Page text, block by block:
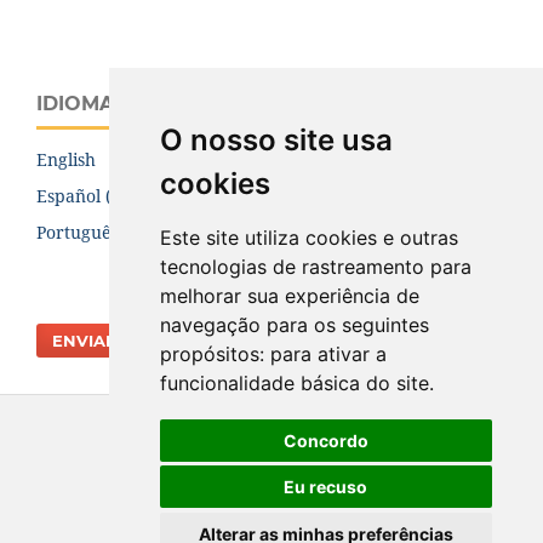
O nosso site usa
cookies
Este site utiliza cookies e outras
tecnologias de rastreamento para
melhorar sua experiência de
navegação para os seguintes
propósitos: para ativar a
funcionalidade básica do site.
Concordo
Eu recuso
Alterar as minhas preferências
IDIOMA
English
Español (España)
Português (Brasil)
ENVIAR SUBMISSÃO